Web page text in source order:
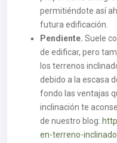
permitiéndote así
futura edificación.
Pendiente. Suele
de edificar, pero
los terrenos
debido a la escasa
fondo las ventajas
inclinación te
de nuestro blog:
en-terreno-